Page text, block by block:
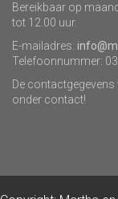
Bereikbaar op
tot 12.00 uur.
E-mailadres:
Telefoonnummer:
De
onder contact!